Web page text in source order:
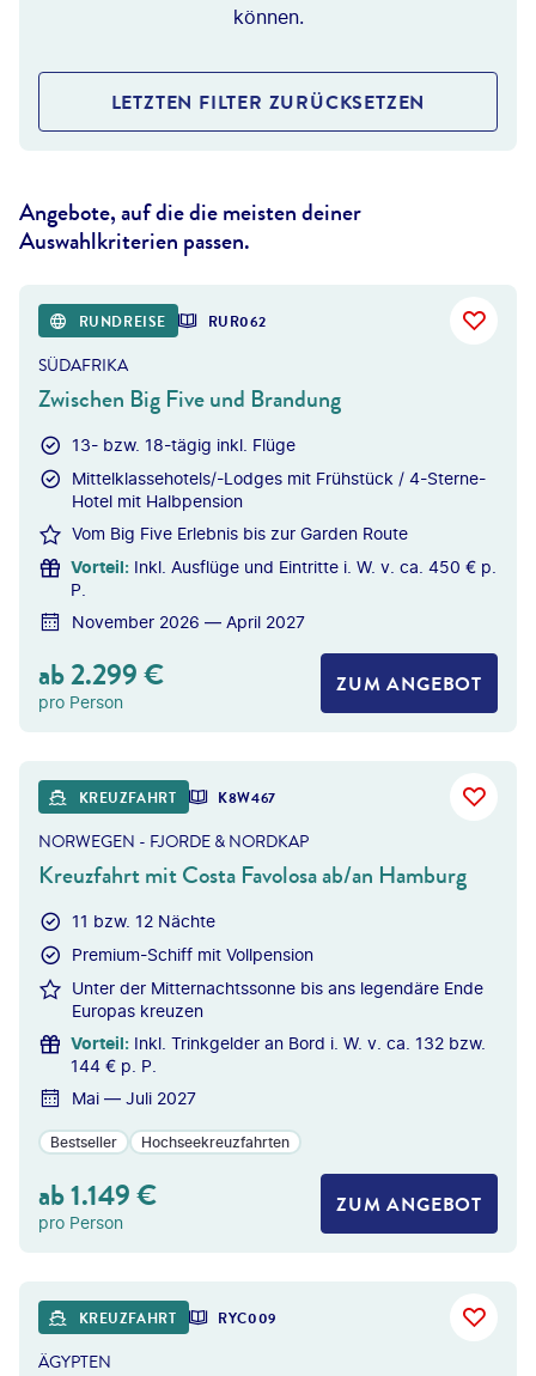
können.
LETZTEN FILTER ZURÜCKSETZEN
Angebote, auf die die meisten deiner
Auswahlkriterien passen.
RUNDREISE RUR062
SÜDAFRIKA
Zwischen Big Five und Brandung
13- bzw. 18-tägig inkl. Flüge
Mittelklassehotels/-Lodges mit Frühstück / 4-Sterne-
Hotel mit Halbpension
Vom Big Five Erlebnis bis zur Garden Route
Vorteil: Inkl. Ausflüge und Eintritte i. W. v. ca. 450 € p.
P.
November 2026 — April 2027
ab2.299€
pro Person
ZUM ANGEBOT
KREUZFAHRT K8W467
NORWEGEN - FJORDE & NORDKAP
Kreuzfahrt mit Costa Favolosa ab/an Hamburg
11 bzw. 12 Nächte
Premium-Schiff mit Vollpension
Unter der Mitternachtssonne bis ans legendäre Ende
Europas kreuzen
Vorteil: Inkl. Trinkgelder an Bord i. W. v. ca. 132 bzw.
144 € p. P.
Mai — Juli 2027
Bestseller Hochseekreuzfahrten
ab1.149€
pro Person
ZUM ANGEBOT
DEAL
KREUZFAHRT RYC009
ÄGYPTEN